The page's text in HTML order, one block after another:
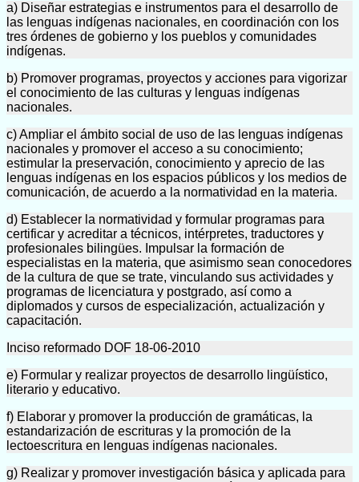
a) Diseñar estrategias e instrumentos para el desarrollo de
las lenguas indígenas nacionales, en coordinación con los
tres órdenes de gobierno y los pueblos y comunidades
indígenas.
b) Promover programas, proyectos y acciones para vigorizar
el conocimiento de las culturas y lenguas indígenas
nacionales.
c) Ampliar el ámbito social de uso de las lenguas indígenas
nacionales y promover el acceso a su conocimiento;
estimular la preservación, conocimiento y aprecio de las
lenguas indígenas en los espacios públicos y los medios de
comunicación, de acuerdo a la normatividad en la materia.
d) Establecer la normatividad y formular programas para
certificar y acreditar a técnicos, intérpretes, traductores y
profesionales bilingües. Impulsar la formación de
especialistas en la materia, que asimismo sean conocedores
de la cultura de que se trate, vinculando sus actividades y
programas de licenciatura y postgrado, así como a
diplomados y cursos de especialización, actualización y
capacitación.
Inciso reformado DOF 18-06-2010
e) Formular y realizar proyectos de desarrollo lingüístico,
literario y educativo.
f) Elaborar y promover la producción de gramáticas, la
estandarización de escrituras y la promoción de la
lectoescritura en lenguas indígenas nacionales.
g) Realizar y promover investigación básica y aplicada para